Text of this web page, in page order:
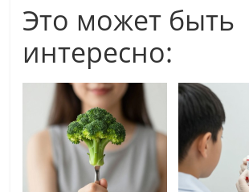
Это может быть
интересно: